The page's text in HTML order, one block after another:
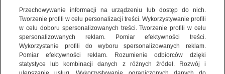
ŚWIAT
miasta:
WARSZAWA
Polska w Schengen
Przechowywanie informacji na urządzeniu lub dostęp do nich.
Tworzenie profili w celu personalizacji treści. Wykorzystywanie profili
w celu doboru spersonalizowanych treści. Tworzenie profili w celu
spersonalizowanych reklam. Pomiar efektywności treści.
Wykorzystanie profili do wyboru spersonalizowanych reklam.
Pomiar efektywności reklam. Rozumienie odbiorców dzięki
statystyce lub kombinacji danych z różnych źródeł. Rozwój i